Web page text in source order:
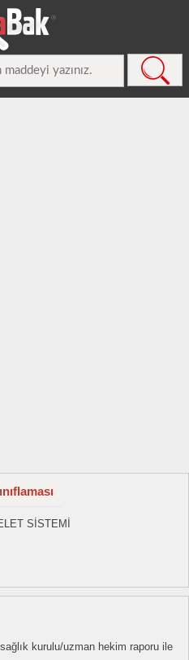
SİSTEMİ
kurulu/uzman hekim raporu ile